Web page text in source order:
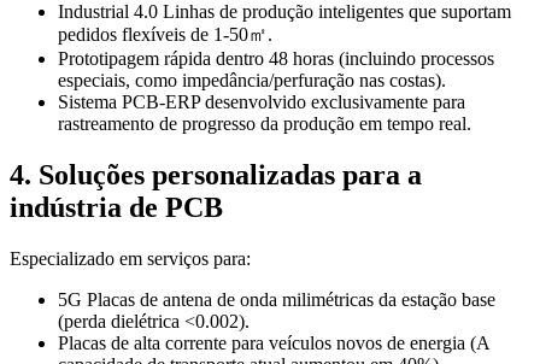
Industrial 4.0 Linhas de produção inteligentes que suportam
pedidos flexíveis de 1-50㎡.
Prototipagem rápida dentro 48 horas (incluindo processos
especiais, como impedância/perfuração nas costas).
Sistema PCB-ERP desenvolvido exclusivamente para
rastreamento de progresso da produção em tempo real.
4. Soluções personalizadas para a
indústria de PCB
Especializado em serviços para:
5G Placas de antena de onda milimétricas da estação base
(perda dielétrica <0.002).
Placas de alta corrente para veículos novos de energia (A